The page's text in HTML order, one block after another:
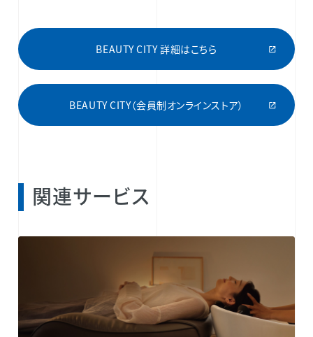
BEAUTY CITY 詳細はこちら
BEAUTY CITY（会員制オンラインストア）
関連サービス